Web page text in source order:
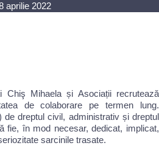
aprilie 2022
Chiş Mihaela și Asociații recrutează
de colaborare pe termen lung.
de dreptul civil, administrativ și dreptul
fie, în mod necesar, dedicat, implicat,
sarcinile trasate.